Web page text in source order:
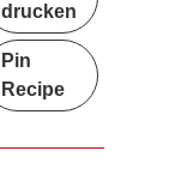
drucken
Pin
Recipe